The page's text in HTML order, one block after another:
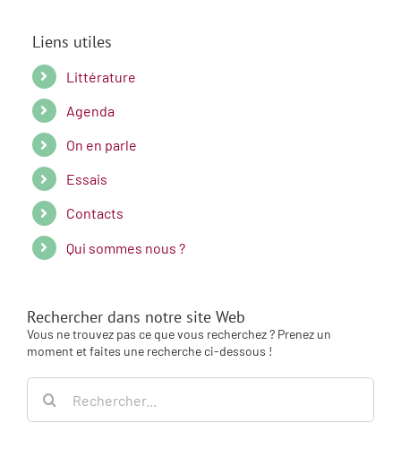
Liens utiles
Littérature
Agenda
On en parle
Essais
Contacts
Qui sommes nous ?
Rechercher dans notre site Web
Vous ne trouvez pas ce que vous recherchez ? Prenez un
moment et faites une recherche ci-dessous !
Rechercher: